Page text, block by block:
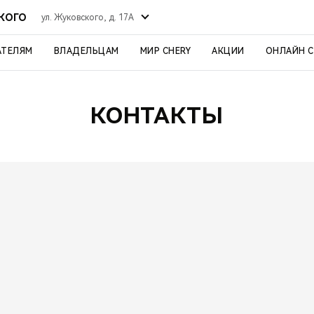
ул. Жуковского, д. 17А
ВЛАДЕЛЬЦАМ МИР CHERY АКЦИИ ОНЛАЙН
КОНТАКТЫ